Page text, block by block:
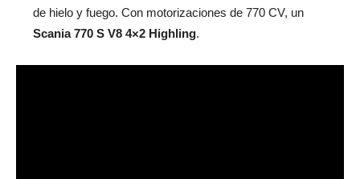
de hielo y fuego. Con motorizaciones de 770 CV, un
Scania 770 S V8 4×2 Highling.